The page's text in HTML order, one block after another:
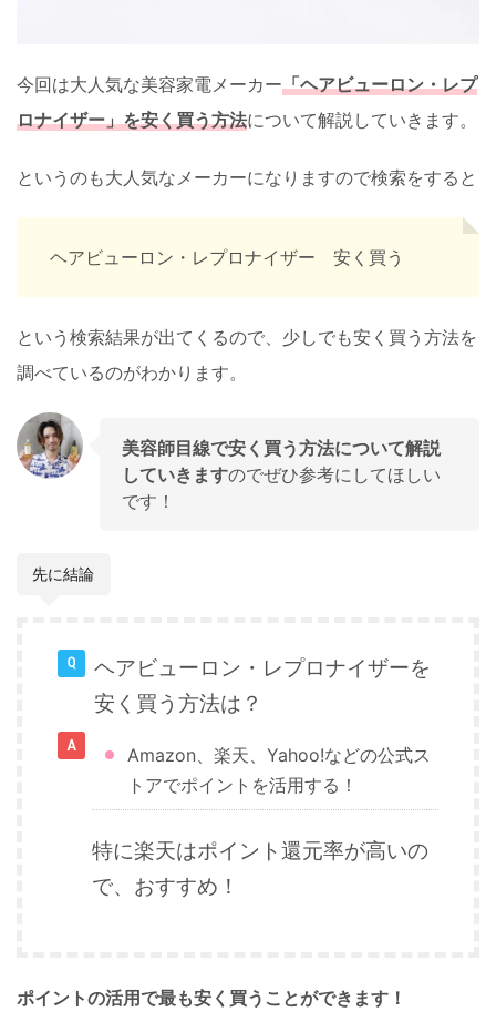
今回は大人気な美容家電メーカー「ヘアビューロン・レプ
ロナイザー」を安く買う方法について解説していきます。
というのも大人気なメーカーになりますので検索をすると
ヘアビューロン・レプロナイザー 安く買う
という検索結果が出てくるので、少しでも安く買う方法を
調べているのがわかります。
美容師目線で安く買う方法について解説
していきますのでぜひ参考にしてほしい
です！
先に結論
ヘアビューロン・レプロナイザーを
安く買う方法は？
Amazon、楽天、Yahoo!などの公式ス
トアでポイントを活用する！
特に楽天はポイント還元率が高いの
で、おすすめ！
ポイントの活用で最も安く買うことができます！